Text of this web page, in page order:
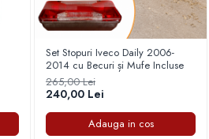
Set Stopuri Iveco Daily 2006-
2014 cu Becuri și Mufe Incluse
265,00 Lei
240,00 Lei
Adauga in cos